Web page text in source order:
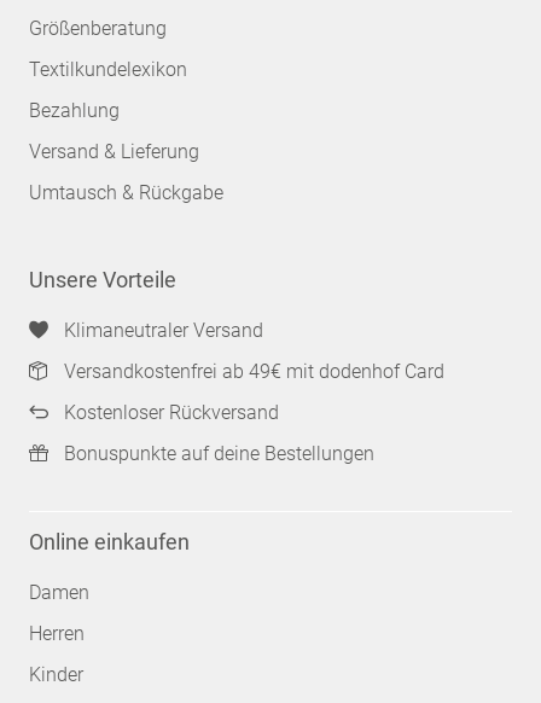
Größenberatung
Textilkundelexikon
Bezahlung
Versand & Lieferung
Umtausch & Rückgabe
Unsere Vorteile
Klimaneutraler Versand
Versandkostenfrei ab 49€ mit dodenhof Card
Kostenloser Rückversand
Bonuspunkte auf deine Bestellungen
Online einkaufen
Damen
Herren
Kinder